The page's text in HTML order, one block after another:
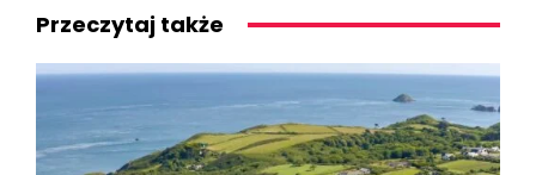
Przeczytaj także